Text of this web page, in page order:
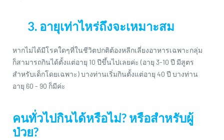
3. อายุเท่าไหร่ถึงจะเหมาะสม
หากไม่ได้มีโรคใดๆที่ในชีวิตปกติต้องหลีกเลี่ยงอาหารเฉพาะกลุ่ม
ก็สามารถกินได้ตั้งแต่อายุ 10 ปีขึ้นไปเลยค่ะ (อายุ 3-10 ปี มีสูตร
สำหรับเด็กโดยเฉพาะ) บางท่านเริ่มกินตั้งแต่อายุ 40 ปี บางท่าน
อายุ 60 - 90 ก็มีค่ะ
คนทั่วไปกินได้หรือไม่? หรือสำหรับผู้
ป่วย?